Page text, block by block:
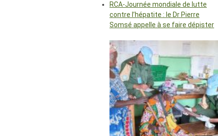
RCA-Journée mondiale de lutte
contre l’hépatite : le Dr Pierre
Somsé appelle à se faire dépister